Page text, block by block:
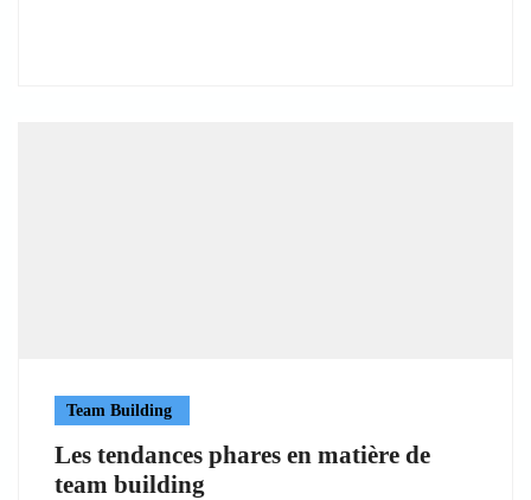
Team Building
Les tendances phares en matière de
team building